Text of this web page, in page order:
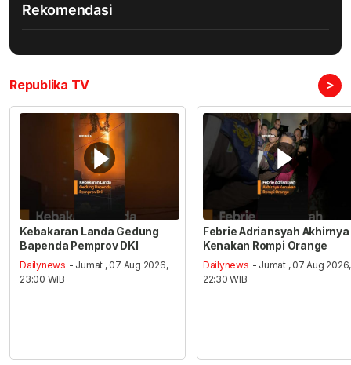
Rekomendasi
Republika TV >
Kebakaran Landa Gedung
Bapenda Pemprov DKI
Dailynews - Jumat , 07 Aug 2026,
23:00 WIB
Febrie Adriansyah Akhirnya
Kenakan Rompi Orange
Dailynews - Jumat , 07 Aug 2026,
22:30 WIB